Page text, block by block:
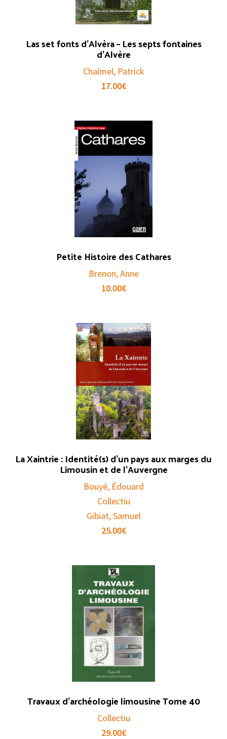
Las set fonts d’Alvèra – Les septs fontaines
d’Alvère
Chalmel, Patrick
17.00€
Petite Histoire des Cathares
Brenon, Anne
10.00€
La Xaintrie : Identité(s) d’un pays aux marges du
Limousin et de l’Auvergne
Bouyé, Édouard
Collectiu
Gibiat, Samuel
25.00€
Travaux d’archéologie limousine Tome 40
Collectiu
29.00€